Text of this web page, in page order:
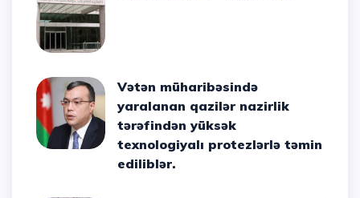
Vətən müharibəsində
yaralanan qazilər nazirlik
tərəfindən yüksək
texnologiyalı protezlərlə təmin
ediliblər.